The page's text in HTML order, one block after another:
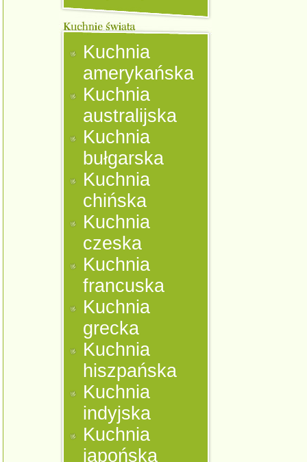
Kuchnia
amerykańska
Kuchnia
australijska
Kuchnia
bułgarska
Kuchnia
chińska
Kuchnia
czeska
Kuchnia
francuska
Kuchnia
grecka
Kuchnia
hiszpańska
Kuchnia
indyjska
Kuchnia
japońska